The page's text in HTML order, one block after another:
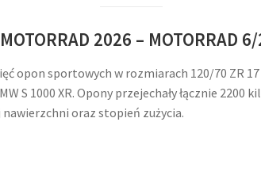
2026 – MOTORRAD
opon sportowych w rozmiarach 120/70 ZR
S 1000 XR. Opony przejechały łącznie 2200
oraz stopień zużycia.